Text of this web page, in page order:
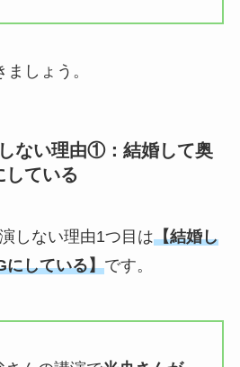
しょう。
ない理由①：結婚して奥
している
しない理由1つ目は【結婚し
にしている】です。